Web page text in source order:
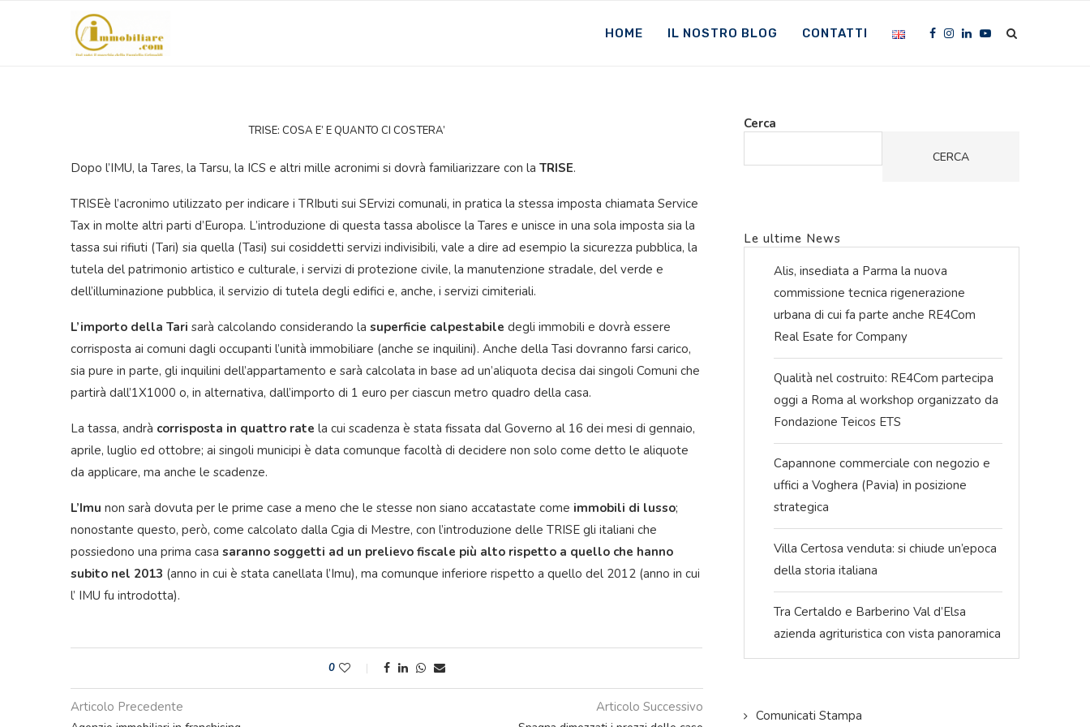
HOME IL NOSTRO BLOG CONTATTI
TRISE: COSA E’ E QUANTO CI COSTERA’
Dopo l’IMU, la Tares, la Tarsu, la ICS e altri mille acronimi si dovrà familiarizzare con la TRISE.
TRISEè l’acronimo utilizzato per indicare i TRIbuti sui SErvizi comunali, in pratica la stessa imposta chiamata Service
Tax in molte altri parti d’Europa. L’introduzione di questa tassa abolisce la Tares e unisce in una sola imposta sia la
tassa sui rifiuti (Tari) sia quella (Tasi) sui cosiddetti servizi indivisibili, vale a dire ad esempio la sicurezza pubblica, la
tutela del patrimonio artistico e culturale, i servizi di protezione civile, la manutenzione stradale, del verde e
dell’illuminazione pubblica, il servizio di tutela degli edifici e, anche, i servizi cimiteriali.
L’importo della Tari sarà calcolando considerando la superficie calpestabile degli immobili e dovrà essere
corrisposta ai comuni dagli occupanti l’unità immobiliare (anche se inquilini). Anche della Tasi dovranno farsi carico,
sia pure in parte, gli inquilini dell’appartamento e sarà calcolata in base ad un’aliquota decisa dai singoli Comuni che
partirà dall’1X1000 o, in alternativa, dall’importo di 1 euro per ciascun metro quadro della casa.
La tassa, andrà corrisposta in quattro rate la cui scadenza è stata fissata dal Governo al 16 dei mesi di gennaio,
aprile, luglio ed ottobre; ai singoli municipi è data comunque facoltà di decidere non solo come detto le aliquote
da applicare, ma anche le scadenze.
L’Imu non sarà dovuta per le prime case a meno che le stesse non siano accatastate come immobili di lusso;
nonostante questo, però, come calcolato dalla Cgia di Mestre, con l’introduzione delle TRISE gli italiani che
possiedono una prima casa saranno soggetti ad un prelievo fiscale più alto rispetto a quello che hanno
subito nel 2013 (anno in cui è stata canellata l’Imu), ma comunque inferiore rispetto a quello del 2012 (anno in cui
l’ IMU fu introdotta).
0
Articolo Precedente Articolo Successivo
Cerca
CERCA
Le ultime News
Alis, insediata a Parma la nuova
commissione tecnica rigenerazione
urbana di cui fa parte anche RE4Com
Real Esate for Company
Qualità nel costruito: RE4Com partecipa
oggi a Roma al workshop organizzato da
Fondazione Teicos ETS
Capannone commerciale con negozio e
uffici a Voghera (Pavia) in posizione
strategica
Villa Certosa venduta: si chiude un’epoca
della storia italiana
Tra Certaldo e Barberino Val d’Elsa
azienda agrituristica con vista panoramica
Comunicati Stampa